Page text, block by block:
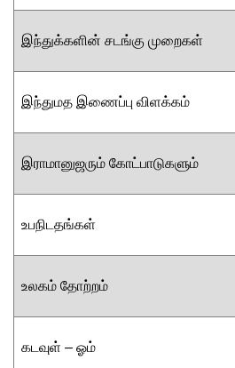
இந்துக்களின் சடங்கு முறைகள்
இந்துமத இணைப்பு விளக்கம்
இராமானுஜரும் கோட்பாடுகளும்
உபநிடதங்கள்
உலகம் தோற்றம்
கடவுள் – ஓம்